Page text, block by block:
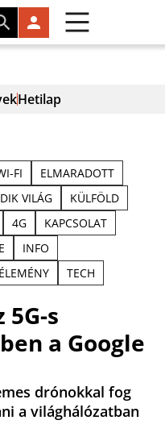
Hetilap
FI
ELMARADOTT
VILÁG
KÜLFÖLD
4G
KAPCSOLAT
INFO
TECH
s
a Google
drónokkal fog
a világhálózatban